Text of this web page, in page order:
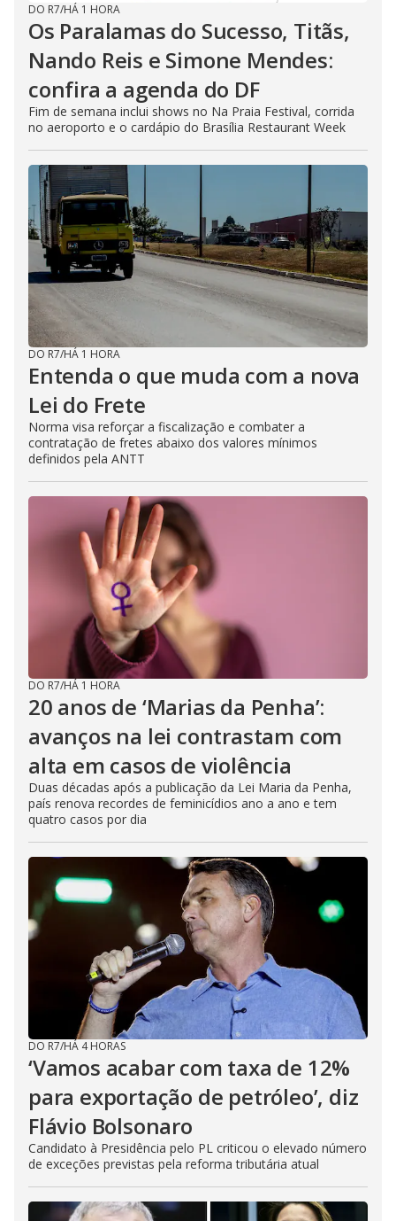
DO R7/HÁ 1 HORA
Os Paralamas do Sucesso, Titãs,
Nando Reis e Simone Mendes:
confira a agenda do DF
Fim de semana inclui shows no Na Praia Festival, corrida
no aeroporto e o cardápio do Brasília Restaurant Week
DO R7/HÁ 1 HORA
Entenda o que muda com a nova
Lei do Frete
Norma visa reforçar a fiscalização e combater a
contratação de fretes abaixo dos valores mínimos
definidos pela ANTT
DO R7/HÁ 1 HORA
20 anos de ‘Marias da Penha’:
avanços na lei contrastam com
alta em casos de violência
Duas décadas após a publicação da Lei Maria da Penha,
país renova recordes de feminicídios ano a ano e tem
quatro casos por dia
DO R7/HÁ 4 HORAS
‘Vamos acabar com taxa de 12%
para exportação de petróleo’, diz
Flávio Bolsonaro
Candidato à Presidência pelo PL criticou o elevado número
de exceções previstas pela reforma tributária atual